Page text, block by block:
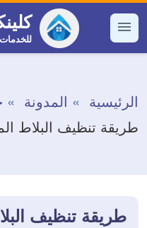
التجاوز
إلى القائمة
الرئيسية المدونة
طريقة تنظيف البلاط
طريقة تنظيف